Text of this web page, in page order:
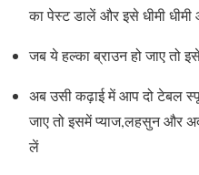
का पेस्ट डालें और इसे धीमी
जब ये हल्का ब्राउन हो जाए तो
अब उसी कढ़ाई में आप दो टेबल
जाए तो इसमें प्याज,लहसुन और
लें